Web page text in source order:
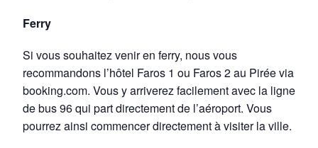
Ferry
Si vous souhaitez venir en ferry, nous vous
recommandons l’hôtel Faros 1 ou Faros 2 au Pirée via
booking.com. Vous y arriverez facilement avec la ligne
de bus 96 qui part directement de l’aéroport. Vous
pourrez ainsi commencer directement à visiter la ville.